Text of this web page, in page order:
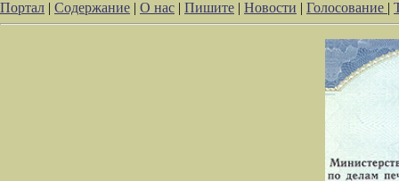
Портал | Содержание | О нас | Пишите | Новости | Голосование |